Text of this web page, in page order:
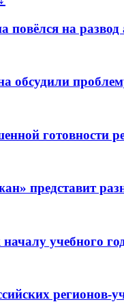
на
обсудили
готовности
представит
учебного
регионов-